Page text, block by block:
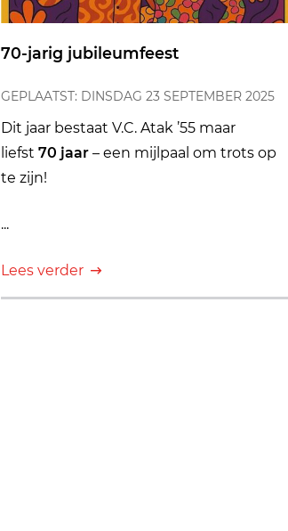
70-jarig jubileumfeest
GEPLAATST: DINSDAG 23 SEPTEMBER 2025
Dit jaar bestaat V.C. Atak ’55 maar
liefst 70 jaar – een mijlpaal om trots op
te zijn!
...
Lees verder